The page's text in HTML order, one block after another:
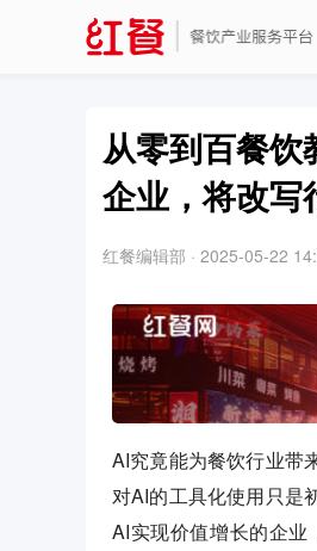
从零到百餐
企业，将改写
红餐编辑部 · 2025-05-22
AI究竟能为餐饮行业带
对AI的工具化使用只是
AI实现价值增长的企